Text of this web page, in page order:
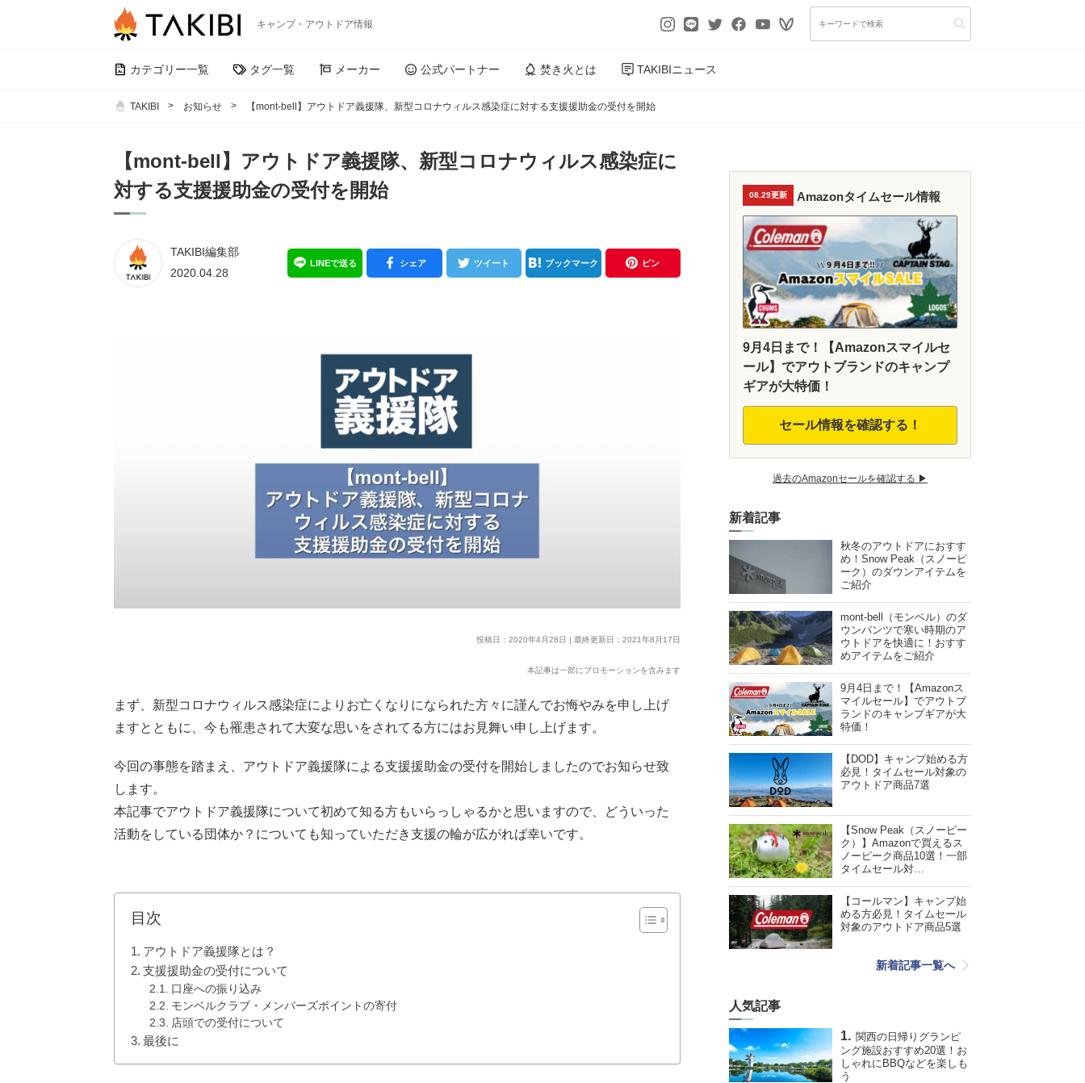
キャンプ・アウトドア情報
カテゴリー一覧 タグ一覧 メーカー 公式パートナー 焚き火とは TAKIBIニュース
TAKIBI お知らせ 【mont-bell】アウトドア義援隊、新型コロナウィルス感染症に対する支援援助金の受付を開始
【mont-bell】アウトドア義援隊、新型コロナウィルス感染症に
対する支援援助金の受付を開始
TAKIBI編集部
2020.04.28
LINEで送る シェア ツイート ブックマーク ピン
投稿日：2020年4月28日 | 最終更新日：2021年8月17日
本記事は一部にプロモーションを含みます
まず、新型コロナウィルス感染症によりお亡くなりになられた方々に謹んでお悔やみを申し上げ
ますとともに、今も罹患されて大変な思いをされてる方にはお見舞い申し上げます。
今回の事態を踏まえ、アウトドア義援隊による支援援助金の受付を開始しましたのでお知らせ致
します。
本記事でアウトドア義援隊について初めて知る方もいらっしゃるかと思いますので、どういった
活動をしている団体か？についても知っていただき支援の輪が広がれば幸いです。
目次
アウトドア義援隊とは？
支援援助金の受付について
口座への振り込み
モンベルクラブ・メンバーズポイントの寄付
店頭での受付について
最後に
08.29更新 Amazonタイムセール情報
9月4日まで！【Amazonスマイルセ
ール】でアウトブランドのキャンプ
ギアが大特価！
セール情報を確認する！
過去のAmazonセールを確認する ▶︎
新着記事
秋冬のアウトドアにおすす
め！Snow Peak（スノーピ
ーク）のダウンアイテムを
ご紹介
mont-bell（モンベル）のダ
ウンパンツで寒い時期のア
ウトドアを快適に！おすす
めアイテムをご紹介
9月4日まで！【Amazonス
マイルセール】でアウトブ
ランドのキャンプギアが大
特価！
【DOD】キャンプ始める方
必見！タイムセール対象の
アウトドア商品7選
【Snow Peak（スノーピー
ク）】Amazonで買えるス
ノーピーク商品10選！一部
タイムセール対…
【コールマン】キャンプ始
める方必見！タイムセール
対象のアウトドア商品5選
新着記事一覧へ
人気記事
関西の日帰りグランピ
ング施設おすすめ20選！お
しゃれにBBQなどを楽しも
う